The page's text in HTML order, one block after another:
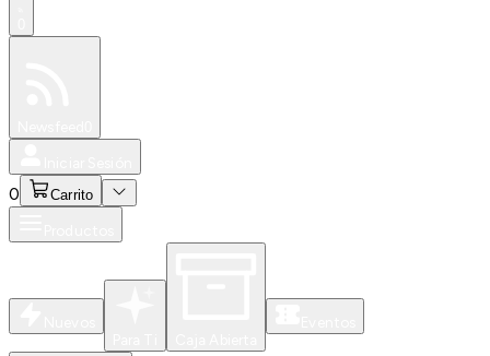
0 Carrito